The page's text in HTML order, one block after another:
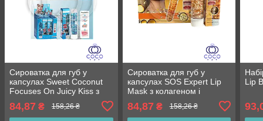
Сироватка для губ у
капсулах Sweet Coconut
Focuses On Juicy Kiss з
штук*0,35 гр
84,87 ₴ 158,26 ₴
Сироватка для губ у
капсулах SOS Expert Lip
Mask з колагеном і
золотом 45 штук*0,35 гр
84,87₴ 158,26 ₴
Lip